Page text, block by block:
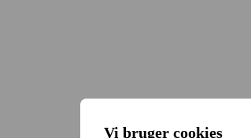
Vi bruger cookies